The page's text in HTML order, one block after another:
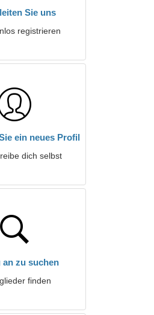
Sie uns
registrieren
ein neues Profil
dich selbst
an zu suchen
finden